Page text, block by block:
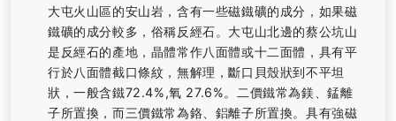
大屯火山區的安山岩，含有一些磁鐵礦的成分，如果磁
鐵礦的成分較多，俗稱反經石。大屯山北邊的蔡公坑山
是反經石的產地，晶體常作八面體或十二面體，具有平
行於八面體截口條紋，無解理，斷口貝殼狀到不平坦
狀，一般含鐵72.4%,氧 27.6%。二價鐵常為鎂、錳離
子所置換，而三價鐵常為鉻、鋁離子所置換。具有強磁